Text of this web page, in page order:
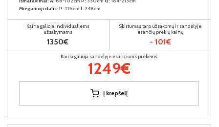
Miegamoji dalis: P: 125cm I: 248cm
Kaina galioja individualiems
užsakymams
1350€
Skirtumas tarp užsakomų ir sandėlyje
esančių prekių kainų
- 101€
Kaina galioja sandėlyje esančioms prekėms
1249€
Į krepšelį